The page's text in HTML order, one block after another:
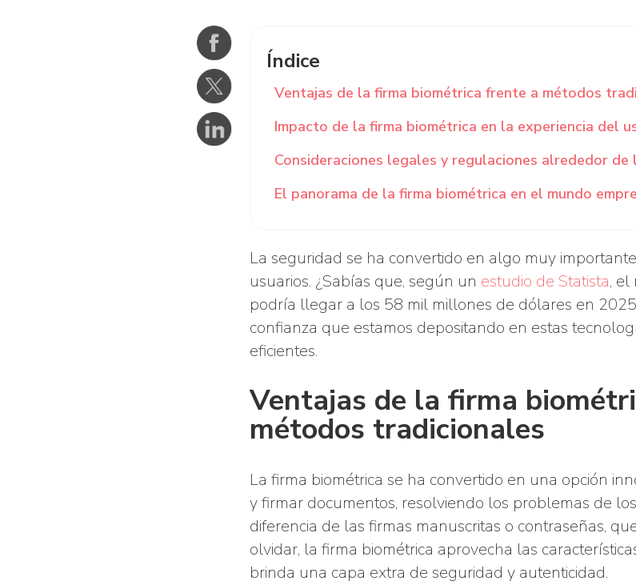
Índice
Ventajas de la firma biométrica frente a métodos
Impacto de la firma biométrica en la experiencia del
Consideraciones legales y regulaciones alrededor de
‍El panorama de la firma biométrica en el mundo
La seguridad se ha convertido en algo muy
usuarios. ¿Sabías que, según un estudio de Statista, el
podría llegar a los 58 mil millones de dólares en
confianza que estamos depositando en estas
eficientes.
Ventajas de la firma
métodos tradicionales
La firma biométrica se ha convertido en una opción
y firmar documentos, resolviendo los problemas de
diferencia de las firmas manuscritas o contraseñas,
olvidar, la firma biométrica aprovecha las
brinda una capa extra de seguridad y autenticidad.